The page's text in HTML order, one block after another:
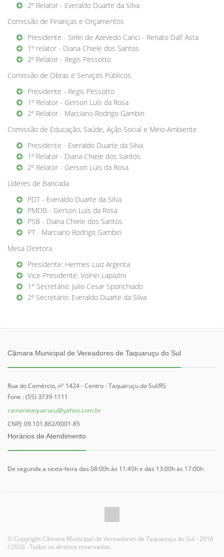
2º Relator - Everaldo Duarte da Silva
Comissão de Finanças e Orçamentos
Presidente - Sirlei de Azevedo Canci - Renato Dall’ Asta
1º relator - Diana Chiele dos Santos
2º Relator - Regis Pessotto
Comissão de Obras e Serviços Públicos
Presidente - Regis Pessotto
1º Relator - Gerson Luís da Rosa
2º Relator - Marciano Rodrigo Gambin
Comissão de Educação, Saúde, Ação Social e Meio Ambiente
Presidente - Everaldo Duarte da Silva
1º Relator - Diana Chiele dos Santos
2º Relator - Gerson Luís da Rosa
Líderes de Bancada
PDT - Everaldo Duarte da Silva
PMDB - Gerson Luís da Rosa
PSB - Diana Chiele dos Santos
PT - Marciano Rodrigo Gambin
Mesa Diretora
Presidente: Hermes Luiz Argenta
Vice-Presidente: Volnei Lapazini
1° Secretário: Julio Cesar Sponchiado
2º Secretário: Everaldo Duarte da Silva
Câmara Municipal de Vereadores de Taquaruçu do Sul
Rua do Comércio, nº 1424 - Centro - Taquaruçu do Sul/RS
Fone : (55) 3739-1111
camarataquarucu@yahoo.com.br
CNPJ: 09.101.862/0001-85
Horários de Atendimento
De segunda a sexta-feira das 08:00h às 11:45h e das 13:00h às 17:00h
© Copyright Câmara Municipal de Vereadores de Taquaruçu do Sul - 2016
/ 2026 . Todos os direitos reservados.